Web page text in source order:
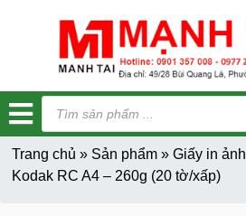
Tìm
kiếm
sản
phẩm
Trang chủ » Sản phẩm» Giấy in ảnh
Kodak RC A4 – 260g (20 tờ/xấp)